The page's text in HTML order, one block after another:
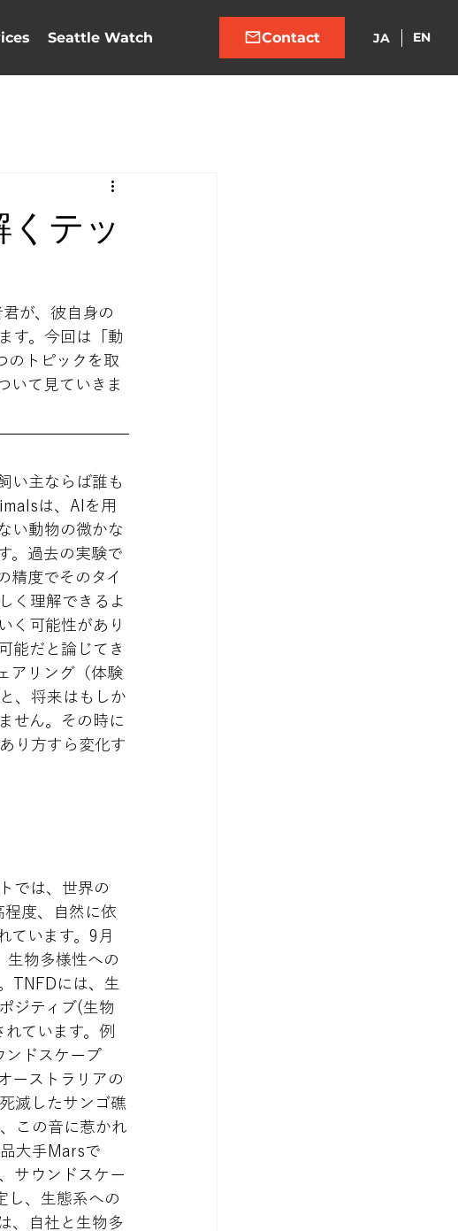
Seattle Watch Contact
テッ
が、彼自身の
す。今回は「動
のトピックを取
いて見ていきま
い主ならば誰も
は、AIを用
い動物の微かな
。過去の実験で
精度でそのタイ
く理解できるよ
く可能性があり
能だと論じてき
アリング（体験
、将来はもしか
せん。その時に
り方すら変化す
では、世界の
度、自然に依
ています。9月
生物多様性への
TNFDには、生
ジティブ(生物
ています。例
ンドスケープ
ーストラリアの
滅したサンゴ礁
この音に惹かれ
大手Marsで
サウンドスケー
し、生態系への
、自社と生物多
JA EN